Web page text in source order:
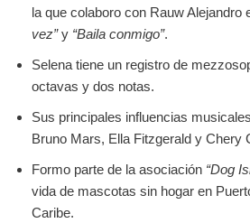
la que colaboro con Rauw Alejandro
vez”y “Baila conmigo”.
Selena tiene un registro de
octavas y dos notas.
Sus principales influencias
Bruno Mars, Ella Fitzgerald y Chery
Formo parte de la asociación “Dog
vida de mascotas sin hogar en
Caribe.